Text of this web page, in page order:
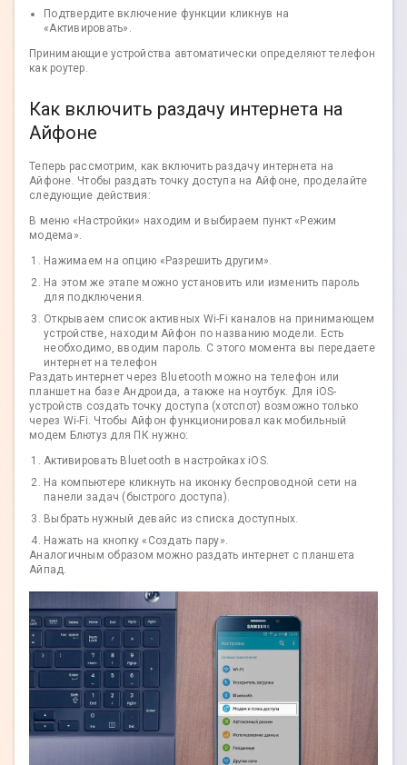
Подтвердите включение функции кликнув на
«Активировать».
Принимающие устройства автоматически определяют телефон
как роутер.
Как включить раздачу интернета на
Айфоне
Теперь рассмотрим, как включить раздачу интернета на
Айфоне. Чтобы раздать точку доступа на Айфоне, проделайте
следующие действия:
В меню «Настройки» находим и выбираем пункт «Режим
модема».
Нажимаем на опцию «Разрешить другим».
На этом же этапе можно установить или изменить пароль
для подключения.
Открываем список активных Wi-Fi каналов на принимающем
устройстве, находим Айфон по названию модели. Есть
необходимо, вводим пароль. С этого момента вы передаете
интернет на телефон
Раздать интернет через Bluetooth можно на телефон или
планшет на базе Андроида, а также на ноутбук. Для iOS-
устройств создать точку доступа (хотспот) возможно только
через Wi-Fi. Чтобы Айфон функционировал как мобильный
модем Блютуз для ПК нужно:
Активировать Bluetooth в настройках iOS.
На компьютере кликнуть на иконку беспроводной сети на
панели задач (быстрого доступа).
Выбрать нужный девайс из списка доступных.
Нажать на кнопку «Создать пару».
Аналогичным образом можно раздать интернет с планшета
Айпад.